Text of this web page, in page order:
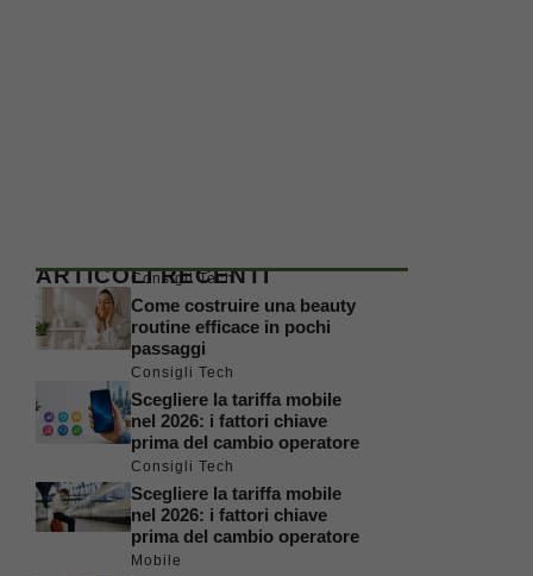
ARTICOLI RECENTI
Consigli Tech
Come costruire una beauty
routine efficace in pochi
passaggi
Consigli Tech
Scegliere la tariffa mobile
nel 2026: i fattori chiave
prima del cambio operatore
Consigli Tech
Scegliere la tariffa mobile
nel 2026: i fattori chiave
prima del cambio operatore
Mobile